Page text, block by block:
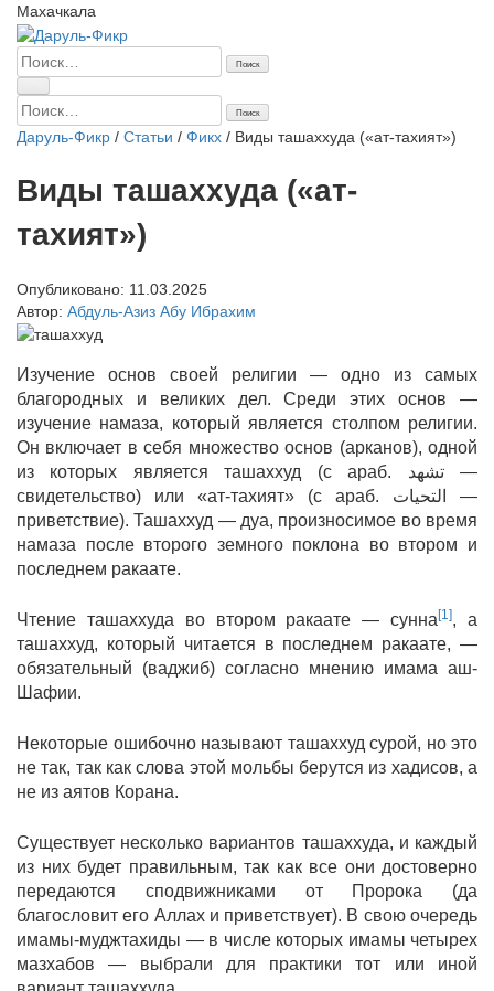
Махачкала
Найти:
Найти:
Даруль-Фикр / Статьи / Фикх / Виды ташаххуда («ат-тахият»)
Виды ташаххуда («ат-
тахият»)
Опубликовано: 11.03.2025
Автор: Абдуль-Азиз Абу Ибрахим
Изучение основ своей религии — одно из самых
благородных и великих дел. Среди этих основ —
изучение намаза, который является столпом религии.
Он включает в себя множество основ (арканов), одной
из которых является ташаххуд (с араб. تشهد‎ —
свидетельство) или «ат-тахият» (с араб. التحيات‎ —
приветствие). Ташаххуд — дуа, произносимое во время
намаза после второго земного поклона во втором и
последнем ракаате.
Чтение ташаххуда во втором ракаате — сунна[1], а
ташаххуд, который читается в последнем ракаате, —
обязательный (ваджиб) согласно мнению имама аш-
Шафии.
Некоторые ошибочно называют ташаххуд сурой, но это
не так, так как слова этой мольбы берутся из хадисов, а
не из аятов Корана.
Существует несколько вариантов ташаххуда, и каждый
из них будет правильным, так как все они достоверно
передаются сподвижниками от Пророка (да
благословит его Аллах и приветствует). В свою очередь
имамы-муджтахиды — в числе которых имамы четырех
мазхабов — выбрали для практики тот или иной